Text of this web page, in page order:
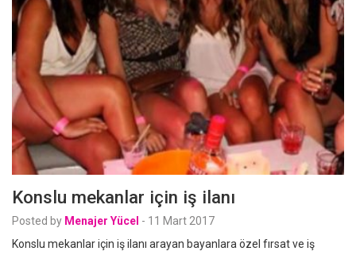
Konslu mekanlar için iş ilanı
Posted by Menajer Yücel - 11 Mart 2017
Konslu mekanlar için iş ilanı arayan bayanlara özel fırsat ve iş